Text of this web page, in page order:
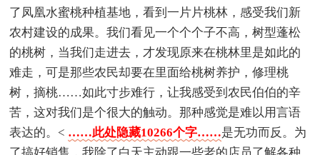
了凤凰水蜜桃种植基地，看到一片片桃林，感受我们新
农村建设的成果。我们看见一个个个子不高，树型蓬松
的桃树，当我们走进去，才发现原来在桃林里是如此的
难走，可是那些农民却要在里面给桃树养护，修理桃
树，摘桃……如此寸步难行，让我感受到农民伯伯的辛
苦，这对我们是个很大的触动。那种感觉是难以用言语
表达的。< ……此处隐藏10266个字……是无功而反。为
了搞好销售，我除了白天主动跟一些老的店员了解各种